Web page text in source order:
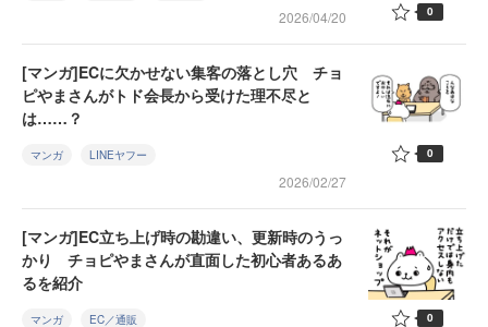
2026/04/20 0
[マンガ]ECに欠かせない集客の落とし穴 チョ
ピやまさんがトド会長から受けた理不尽と
は……？
マンガ LINEヤフー
2026/02/27
0
[マンガ]EC立ち上げ時の勘違い、更新時のうっ
かり チョピやまさんが直面した初心者あるあ
るを紹介
マンガ EC／通販 0